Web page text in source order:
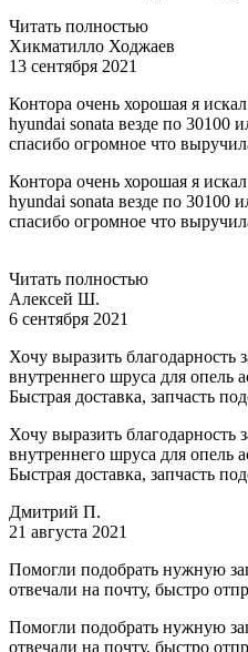
Читать полностью
Хикматилло Ходжаев
13 сентября 2021
Контора очень хорошая я
hyundai sonata везде по 30100
спасибо огромное что
Контора очень хорошая я
hyundai sonata везде по 30100
спасибо огромное что
Читать полностью
Алексей Ш.
6 сентября 2021
Хочу выразить благодарность
внутреннего шруса для опель
Быстрая доставка, запчасть
Хочу выразить благодарность
внутреннего шруса для опель
Быстрая доставка, запчасть
Дмитрий П.
21 августа 2021
Помогли подобрать нужную
отвечали на почту, быстро
Помогли подобрать нужную
отвечали на почту, быстро